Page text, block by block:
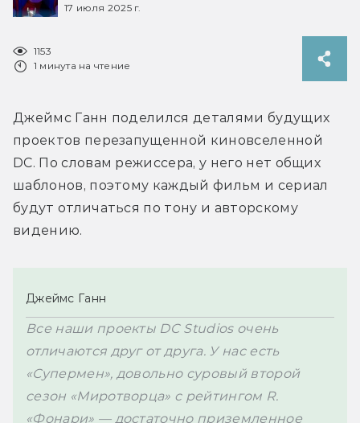
17 июля 2025 г.
1153
1 минута на чтение
Джеймс Ганн поделился деталями будущих
проектов перезапущенной киновселенной
DC. По словам режиссера, у него нет общих
шаблонов, поэтому каждый фильм и сериал
будут отличаться по тону и авторскому
видению.
Джеймс Ганн
Все наши проекты DC Studios очень
отличаются друг от друга. У нас есть
«Супермен», довольно суровый второй
сезон «Миротворца» с рейтингом R.
«Фонари» — достаточно приземленное